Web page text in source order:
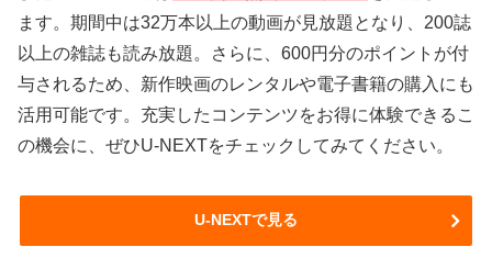
ます。期間中は32万本以上の動画が見放題となり、200誌
以上の雑誌も読み放題。さらに、600円分のポイントが付
与されるため、新作映画のレンタルや電子書籍の購入にも
活用可能です。充実したコンテンツをお得に体験できるこ
の機会に、ぜひU-NEXTをチェックしてみてください。
U-NEXTで見る